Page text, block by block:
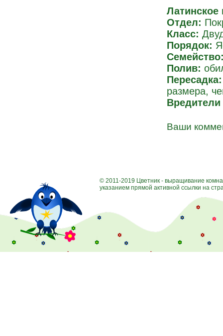
Латинское
Отдел:
Класс:
Порядок:
Полив:
Пересадка:
размера,
Ваши
© 2011-2019 Цветник - выращивание
указанием прямой активной ссылки на